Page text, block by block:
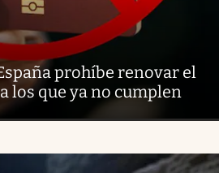
prohíbe renovar el
los que ya no cumplen